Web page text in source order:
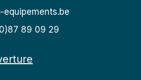
equipements.be
89 09 29